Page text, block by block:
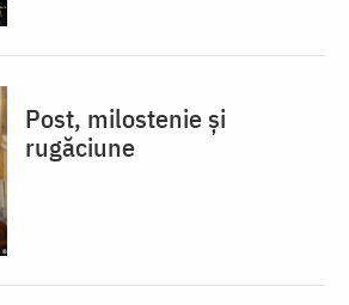
Post, milostenie și
rugăciune